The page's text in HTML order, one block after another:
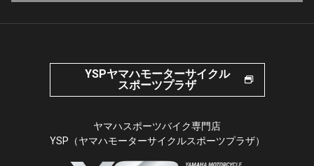
YSPヤマハモーターサイクル
スポーツプラザ
ヤマハスポーツバイク専門店
YSP（ヤマハモーターサイクルスポーツプラザ）